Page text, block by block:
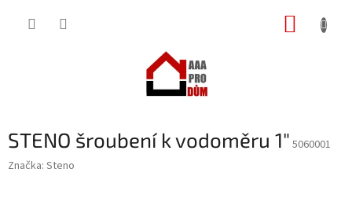
STENO šroubení k vodoměru 1" 5060001
Značka: Steno